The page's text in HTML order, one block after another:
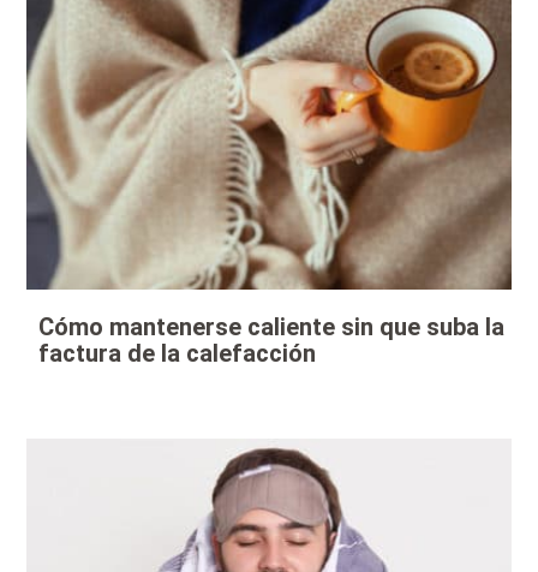
Cómo mantenerse caliente sin que suba la
factura de la calefacción